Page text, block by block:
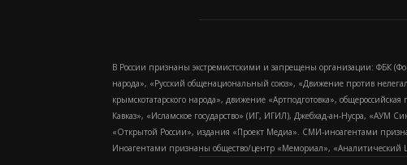
В России признаны экстремистскими и запрещены организации: ФБК
народа», «Русский общенациональный союз», «Движение против
крымскотатарского народа», движение «Артподготовка»,
Кавказ», «Исламское государство» (ИГ, ИГИЛ), Джебхад-ан-Нусра, «АУМ
«Открытой России», издания «Проект Медиа». СМИ-иноагентами
Иноагентами признаны общество/центр «Мемориал», «Аналитический